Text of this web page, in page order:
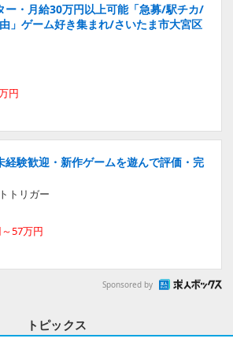
ー・月給30万円以上可能「急募/駅チカ/
」ゲーム好き集まれ/さいたま市大宮区
円
経験歓迎・新作ゲームを遊んで評価・完
トリガー
57万円
Sponsored by
トピックス